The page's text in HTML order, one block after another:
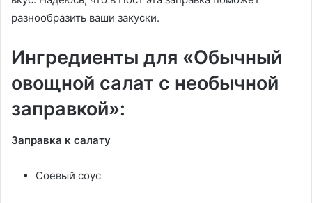
разнообразить ваши закуски.
Ингредиенты для «Обычный
овощной салат с необычной
заправкой»:
Заправка к салату
Соевый соус